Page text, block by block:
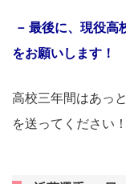
最後に、現役高
をお願いします！
高校三年間はあっ
を送ってください！